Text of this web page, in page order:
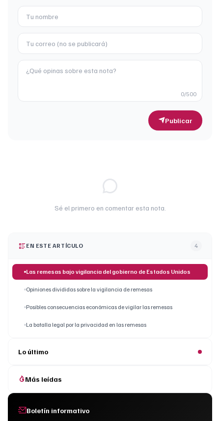
0/500
Publicar
Sé el primero en comentar esta nota.
EN ESTE ARTÍCULO 4
Las remesas bajo vigilancia del gobierno de Estados Unidos
Opiniones divididas sobre la vigilancia de remesas
Posibles consecuencias económicas de vigilar las remesas
La batalla legal por la privacidad en las remesas
Lo último
Más leídas
Boletín informativo